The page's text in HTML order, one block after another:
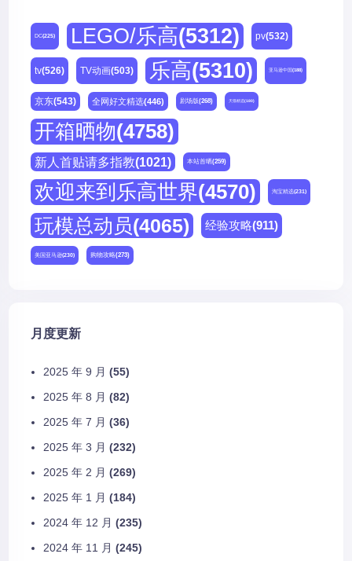
DC(225) LEGO/乐高(5312) pv(532)
tv(526) TV动画(503) 乐高(5310) 亚马逊中国(188)
京东(543) 全网好文精选(446) 剧场版(268) 天猫精选(180)
开箱晒物(4758)
新人首贴请多指教(1021) 本站首晒(259)
欢迎来到乐高世界(4570) 淘宝精选(231)
玩模总动员(4065) 经验攻略(911)
美国亚马逊(230) 购物攻略(273)
月度更新
2025 年 9 月 (55)
2025 年 8 月 (82)
2025 年 7 月 (36)
2025 年 3 月 (232)
2025 年 2 月 (269)
2025 年 1 月 (184)
2024 年 12 月 (235)
2024 年 11 月 (245)